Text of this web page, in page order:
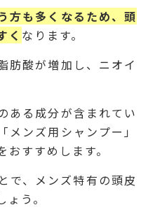
方も多くなるため、頭
く なります。
肪酸が増加し、ニオイ
ある成分が含まれてい
メンズ用シャンプー」
すすめします。
で、メンズ特有の頭皮
う。